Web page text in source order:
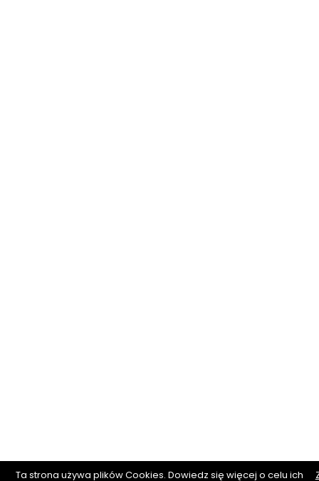
Ta strona używa plików Cookies. Dowiedz się więcej o celu ich